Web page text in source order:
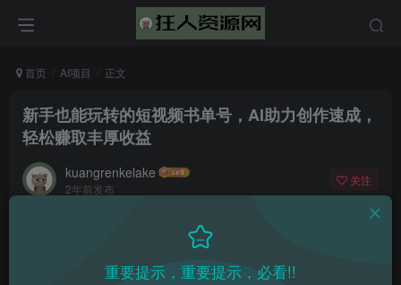
首页 AI项目 正文
新手也能玩转的短视频书单号，AI助力创作速成，
轻松赚取丰厚收益
kuangrenkelake
2年前发布
关注
链接进入本站首页：
重要提示，重要提示，必看!!